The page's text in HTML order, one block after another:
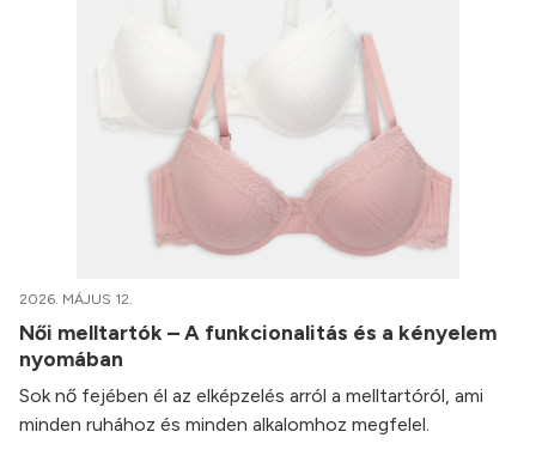
2026. MÁJUS 12.
Női melltartók – A funkcionalitás és a kényelem
nyomában
Sok nő fejében él az elképzelés arról a melltartóról, ami
minden ruhához és minden alkalomhoz megfelel.